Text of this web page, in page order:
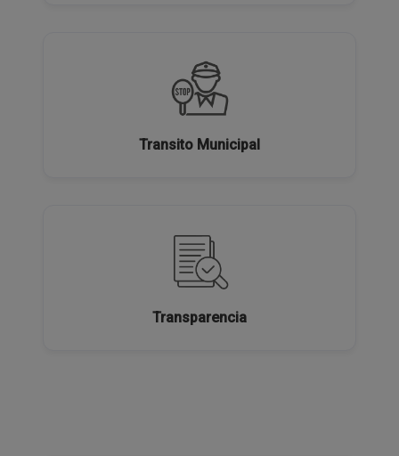
Transito Municipal
Transparencia